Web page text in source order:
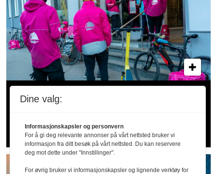
Arbeidstilsynet hos Wolt og
dumping og utnytting
Dine valg:
Informasjonskapsler og personvern
For å gi deg relevante annonser på vårt nettsted bruker vi
informasjon fra ditt besøk på vårt nettsted. Du kan reservere
deg mot dette under "Innstillinger".
For øvrig bruker vi informasjonskapsler og lignende verktøy for